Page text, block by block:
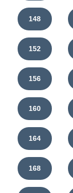
148
152
156
160
164
168